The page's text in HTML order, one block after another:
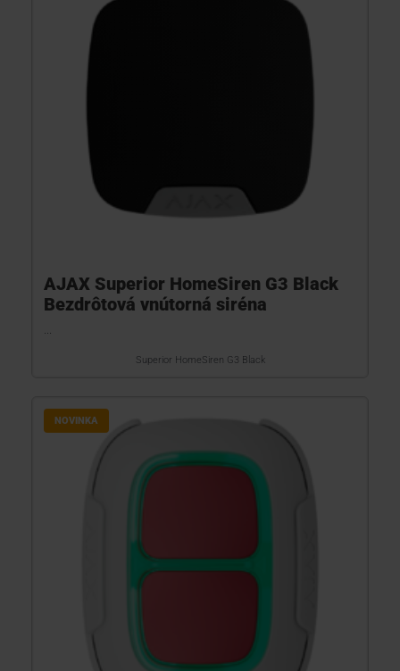
AJAX Superior HomeSiren G3 Black
Bezdrôtová vnútorná siréna
Superior HomeSiren G3 Black
NOVINKA